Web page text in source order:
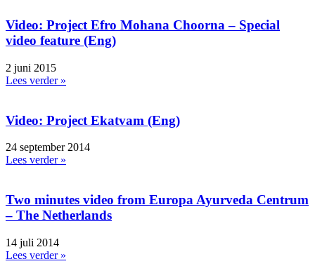
Video: Project Efro Mohana Choorna – Special
video feature (Eng)
2 juni 2015
Lees verder »
Video: Project Ekatvam (Eng)
24 september 2014
Lees verder »
Two minutes video from Europa Ayurveda Centrum
– The Netherlands
14 juli 2014
Lees verder »